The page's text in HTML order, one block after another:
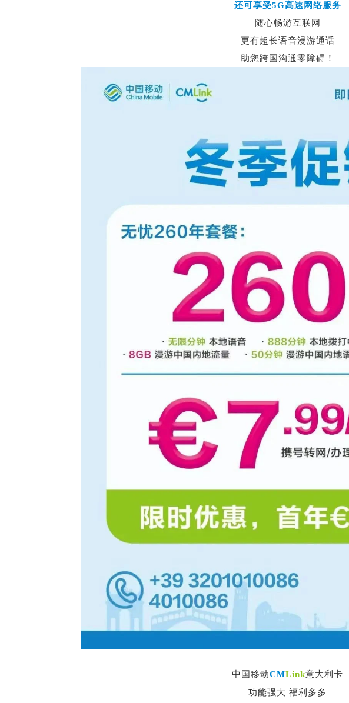
还可享受5G高速网络服务
随心畅游互联网
更有超长语音漫游通话
助您跨国沟通零障碍！
中国移动CMLink意大利卡
功能强大 福利多多